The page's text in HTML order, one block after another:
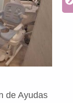
de Ayudas